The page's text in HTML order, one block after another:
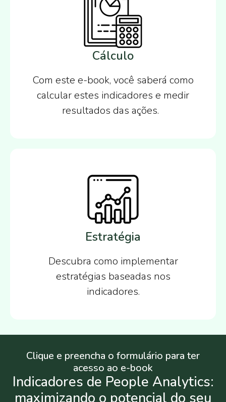
Cálculo
Com este e-book, você saberá como
calcular estes indicadores e medir
resultados das ações.
Estratégia
Descubra como implementar
estratégias baseadas nos
indicadores.
Clique e preencha o formulário para ter
acesso ao e-book
Indicadores de People Analytics:
maximizando o potencial do seu